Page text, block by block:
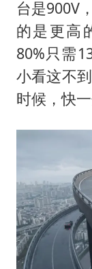
台是900V
的是更高
80%只需
小看这不
时候，快